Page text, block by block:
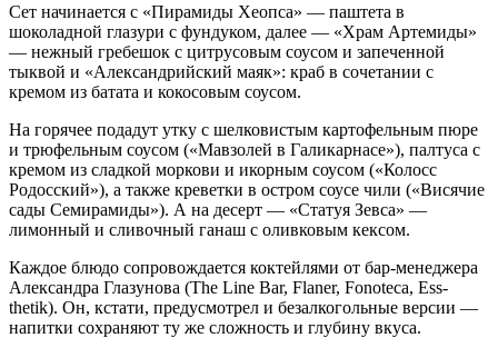
Сет начинается с «Пирамиды Хеопса» — паштета в
шоколадной глазури с фундуком, далее — «Храм Артемиды»
— нежный гребешок с цитрусовым соусом и запеченной
тыквой и «Александрийский маяк»: краб в сочетании с
кремом из батата и кокосовым соусом.
На горячее подадут утку с шелковистым картофельным пюре
и трюфельным соусом («Мавзолей в Галикарнасе»), палтуса с
кремом из сладкой моркови и икорным соусом («Колосс
Родосский»), а также креветки в остром соусе чили («Висячие
сады Семирамиды»). А на десерт — «Статуя Зевса» —
лимонный и сливочный ганаш с оливковым кексом.
Каждое блюдо сопровождается коктейлями от бар-менеджера
Александра Глазунова (The Line Bar, Flaner, Fonoteca, Ess-
thetik). Он, кстати, предусмотрел и безалкогольные версии —
напитки сохраняют ту же сложность и глубину вкуса.